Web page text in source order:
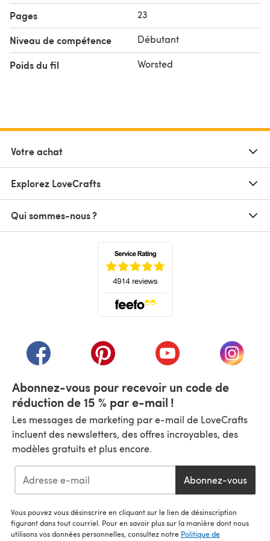
Pages 23
Niveau de compétence Débutant
Poids du fil Worsted
Votre achat
Explorez LoveCrafts
Qui sommes-nous ?
(s'ouvre dans un nouvel onglet)
(s'ouvre dans un nouvel onglet)
(s'ouvre dans un(s'ouvre
Abonnez-vous pour recevoir un code de
réduction de 15 % par e-mail !
Les messages de marketing par e-mail de LoveCrafts
incluent des newsletters, des offres incroyables, des
modèles gratuits et plus encore.
Abonnez-vous
Vous pouvez vous désinscrire en cliquant sur le lien de désinscription
figurant dans tout courriel. Pour en savoir plus sur la manière dont nous
utilisons vos données personnelles, consultez notre Politique de